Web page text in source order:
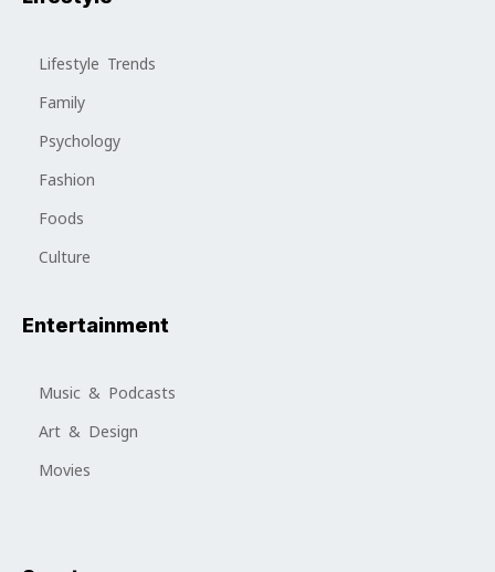
Lifestyle Trends
Family
Psychology
Fashion
Foods
Culture
Entertainment
Music & Podcasts
Art & Design
Movies